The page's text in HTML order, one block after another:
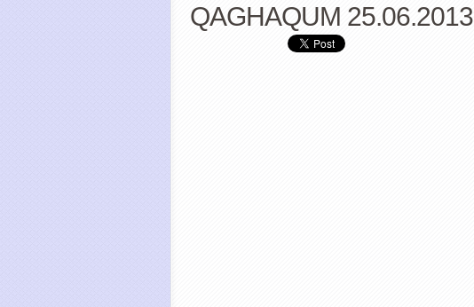
QAGHAQUM 25.06.2013